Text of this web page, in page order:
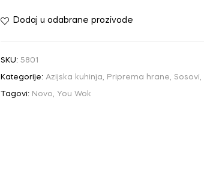
Dodaj u odabrane prozivode
SKU: 5801
Kategorije: Azijska kuhinja, Priprema hrane, Sosovi,
Tagovi: Novo, You Wok